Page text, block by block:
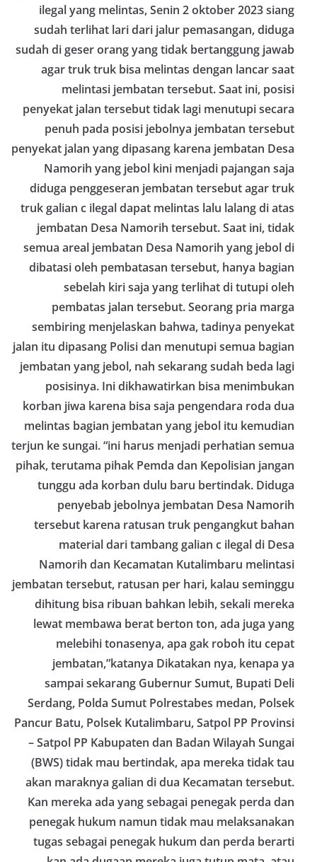
ilegal yang melintas, Senin 2 oktober 2023 siang
sudah terlihat lari dari jalur pemasangan, diduga
sudah di geser orang yang tidak bertanggung jawab
agar truk truk bisa melintas dengan lancar saat
melintasi jembatan tersebut. Saat ini, posisi
penyekat jalan tersebut tidak lagi menutupi secara
penuh pada posisi jebolnya jembatan tersebut
penyekat jalan yang dipasang karena jembatan Desa
Namorih yang jebol kini menjadi pajangan saja
diduga penggeseran jembatan tersebut agar truk
truk galian c ilegal dapat melintas lalu lalang di atas
jembatan Desa Namorih tersebut. Saat ini, tidak
semua areal jembatan Desa Namorih yang jebol di
dibatasi oleh pembatasan tersebut, hanya bagian
sebelah kiri saja yang terlihat di tutupi oleh
pembatas jalan tersebut. Seorang pria marga
sembiring menjelaskan bahwa, tadinya penyekat
jalan itu dipasang Polisi dan menutupi semua bagian
jembatan yang jebol, nah sekarang sudah beda lagi
posisinya. Ini dikhawatirkan bisa menimbukan
korban jiwa karena bisa saja pengendara roda dua
melintas bagian jembatan yang jebol itu kemudian
terjun ke sungai. “ini harus menjadi perhatian semua
pihak, terutama pihak Pemda dan Kepolisian jangan
tunggu ada korban dulu baru bertindak. Diduga
penyebab jebolnya jembatan Desa Namorih
tersebut karena ratusan truk pengangkut bahan
material dari tambang galian c ilegal di Desa
Namorih dan Kecamatan Kutalimbaru melintasi
jembatan tersebut, ratusan per hari, kalau seminggu
dihitung bisa ribuan bahkan lebih, sekali mereka
lewat membawa berat berton ton, ada juga yang
melebihi tonasenya, apa gak roboh itu cepat
jembatan,”katanya Dikatakan nya, kenapa ya
sampai sekarang Gubernur Sumut, Bupati Deli
Serdang, Polda Sumut Polrestabes medan, Polsek
Pancur Batu, Polsek Kutalimbaru, Satpol PP Provinsi
– Satpol PP Kabupaten dan Badan Wilayah Sungai
(BWS) tidak mau bertindak, apa mereka tidak tau
akan maraknya galian di dua Kecamatan tersebut.
Kan mereka ada yang sebagai penegak perda dan
penegak hukum namun tidak mau melaksanakan
tugas sebagai penegak hukum dan perda berarti